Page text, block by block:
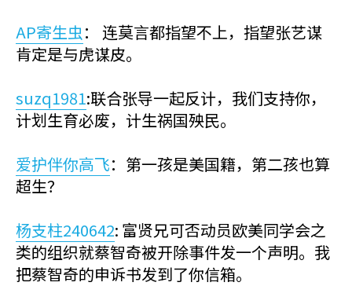
AP寄生虫： 连莫言都指望不上，指望张艺谋
肯定是与虎谋皮。
suzq1981:联合张导一起反计，我们支持你，
计划生育必废，计生祸国殃民。
爱护伴你高飞：第一孩是美国籍，第二孩也算
超生？
杨支柱240642: 富贤兄可否动员欧美同学会之
类的组织就蔡智奇被开除事件发一个声明。我
把蔡智奇的申诉书发到了你信箱。